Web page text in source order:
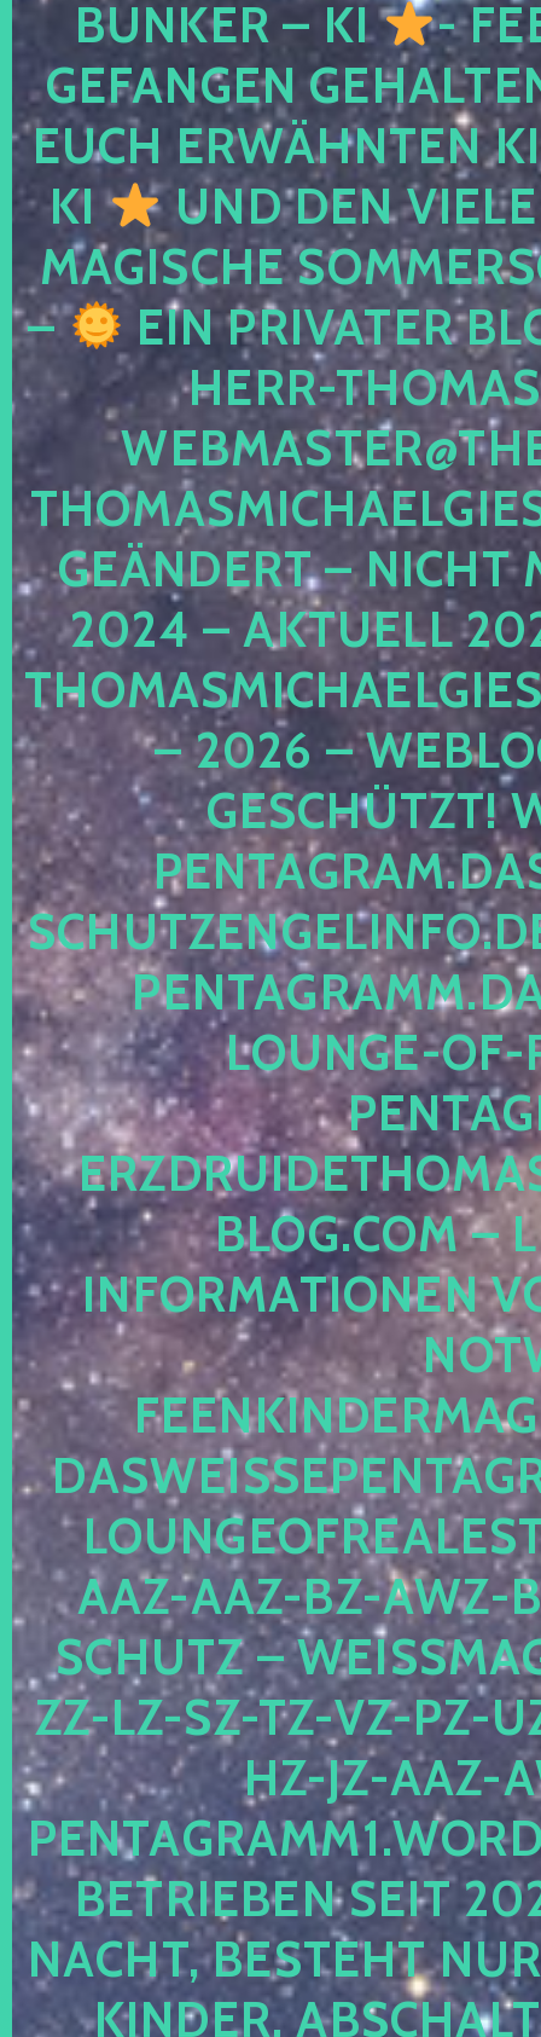
BUNKER – KI
-
GEFANGEN
EUCH ERWÄHNTEN
KI
UND DEN
MAGISCHE
–
EIN PRIVATER
HERR-
GEÄNDERT – NICHT
2024 – AKTUELL
– 2026 –
ESCHÜTZT!
OUNGE-OF-
LOG.COM –
NFORMATIONEN
AZ-AAZ-BZ-AWZ-
CHUTZ –
-LZ-SZ-TZ-VZ-PZ-UZ-
-JZ-AAZ-
TRIEBEN SEIT 2024
CHT, BESTEHT NUR
NDER,